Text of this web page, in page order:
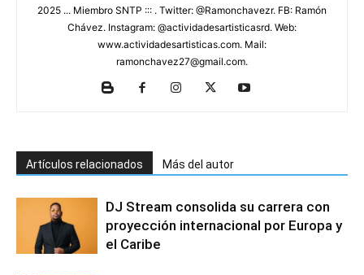
2025 ... Miembro SNTP ::: . Twitter: @Ramonchavezr. FB: Ramón
Chávez. Instagram: @actividadesartisticasrd. Web:
www.actividadesartisticas.com. Mail:
ramonchavez27@gmail.com.
Artículos relacionados Más del autor
DJ Stream consolida su carrera con
proyección internacional por Europa y
el Caribe